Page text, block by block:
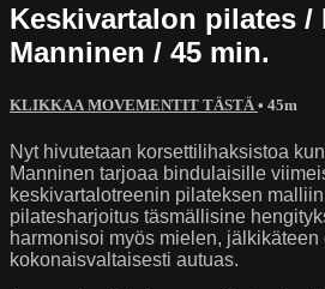
Keskivartalon pilates /
Manninen / 45 min.
KLIKKAA MOVEMENTIT TÄSTÄ • 45m
Nyt hivutetaan korsettilihaksistoa
Manninen tarjoaa bindulaisille
keskivartalotreenin pilateksen
pilatesharjoitus täsmällisine
harmonisoi myös mielen, jälkikäteen
kokonaisvaltaisesti autuas.